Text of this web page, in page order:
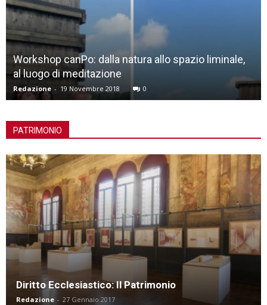
Mikdash Me’at: la sinagoga ieri e oggi
Redazione - 11 Marzo 2018
PATRIMONIO
Diritto Ecclesiastico: Il Patrimonio
Redazione - 27 Gennaio 2017